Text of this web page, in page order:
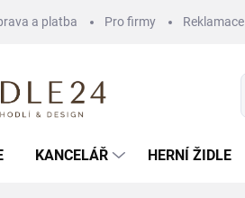
a platba Pro firmy Reklamace
KANCELÁŘ HERNÍ ŽIDLE